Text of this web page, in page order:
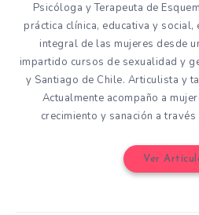
Psicóloga y Terapeuta de
práctica clínica, educativa y
integral de las mujeres desde
impartido cursos de sexualidad y
y Santiago de Chile. Articulista y
Actualmente acompaño a
crecimiento y sanación a
Ver